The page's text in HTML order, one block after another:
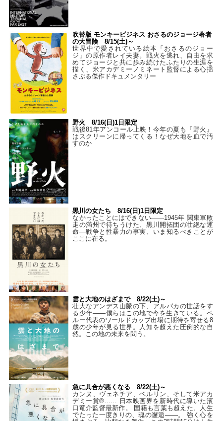
吹替版 モンキービジネス おさるのジョージ著者
の大冒険 8/15(土)～
世界中で愛されている絵本「おさるのジョー
ジ」の原作者レイ夫妻。戦火を逃れ、自由を求
めてジョージと共に歩み続けたふたりの生涯を
描く、米アカデミーノミネート監督による心揺
さぶる傑作ドキュメンタリー
野火 8/16(日)1日限定
戦後81年アンコール上映！今年の夏も『野火』
はスクリーンに帰ってくる！なぜ大地を血で汚
すのか
黒川の女たち 8/16(日)1日限定
なかったことにはできない——1945年 関東軍敗
走の満州で待ちうけた、黒川開拓団の壮絶な運
命―戦争と性暴力の事実、いま知るべきことが
ここに在る。
雲と大地のはざまで 8/22(土)～
壮大なアンデス山脈の下、アルパカの世話をす
る少年――僕らはこの地で今を生きている。ペ
ルー代表のワールドカップ出場に期待を寄せる8
歳の少年が見る世界。人知を超えた圧倒的な自
然。この地の未来を問う。
急に具合が悪くなる 8/22(土)～
カンヌ、ヴェネチア、ベルリン、そして米アカ
デミー賞®…… 日本映画界を新時代に導いた濱
口竜介監督最新作。 国籍も言葉も超えた、人生
でたった一度きりの、魂の邂逅――。 強く心を